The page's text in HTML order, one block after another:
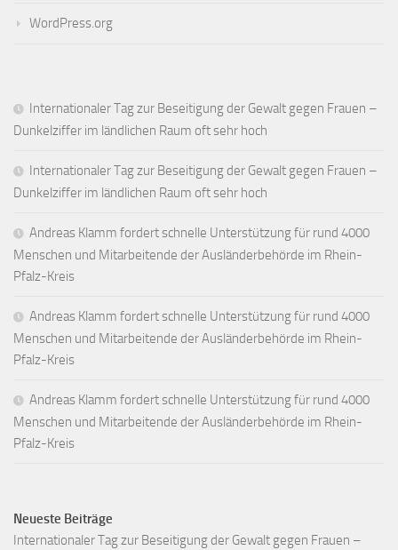
WordPress.org
Internationaler Tag zur Beseitigung der Gewalt gegen Frauen –
Dunkelziffer im ländlichen Raum oft sehr hoch
Internationaler Tag zur Beseitigung der Gewalt gegen Frauen –
Dunkelziffer im ländlichen Raum oft sehr hoch
Andreas Klamm fordert schnelle Unterstützung für rund 4000
Menschen und Mitarbeitende der Ausländerbehörde im Rhein-
Pfalz-Kreis
Andreas Klamm fordert schnelle Unterstützung für rund 4000
Menschen und Mitarbeitende der Ausländerbehörde im Rhein-
Pfalz-Kreis
Andreas Klamm fordert schnelle Unterstützung für rund 4000
Menschen und Mitarbeitende der Ausländerbehörde im Rhein-
Pfalz-Kreis
Neueste Beiträge
Internationaler Tag zur Beseitigung der Gewalt gegen Frauen –